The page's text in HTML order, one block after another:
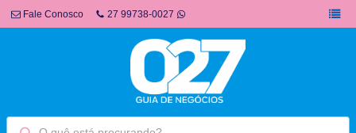
Fale Conosco 27 99738-0027